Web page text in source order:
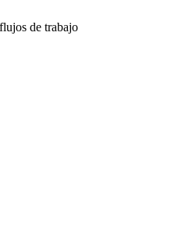
flujos de trabajo